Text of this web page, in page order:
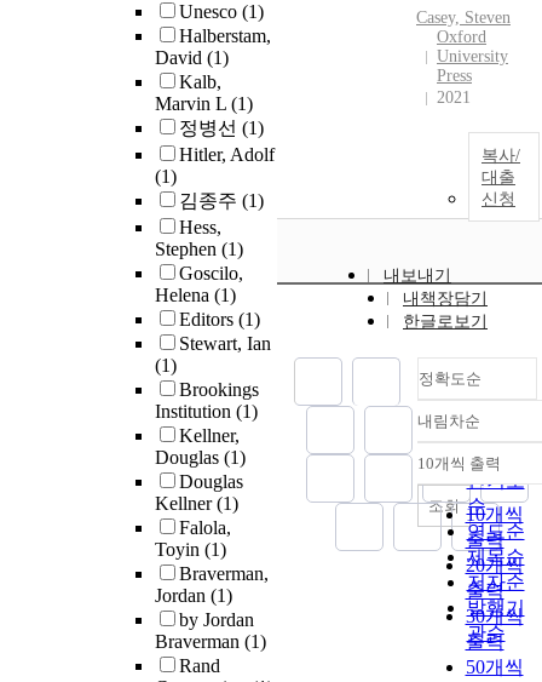
Unesco (1)
Halberstam,
David (1)
Kalb,
Marvin L (1)
정병선 (1)
Hitler, Adolf
(1)
김종주 (1)
Hess,
Stephen (1)
Goscilo,
Helena (1)
Editors (1)
Stewart, Ian
(1)
Brookings
Institution (1)
Kellner,
Douglas (1)
Douglas
Kellner(1)
Falola,
Toyin (1)
Braverman,
Jordan (1)
by Jordan
Braverman (1)
Rand
Casey, Steven
Oxford
University
Press
2021
복사/
대출
신청
내보내기
내책장담기
한글로보기
정확도순
정확도
순
인기도
순
연도순
제목순
저자순
발행기
관순
내림차순
내림차순
10개씩 출력
10개씩
출력
20개씩
출력
30개씩
출력
50개씩
조회